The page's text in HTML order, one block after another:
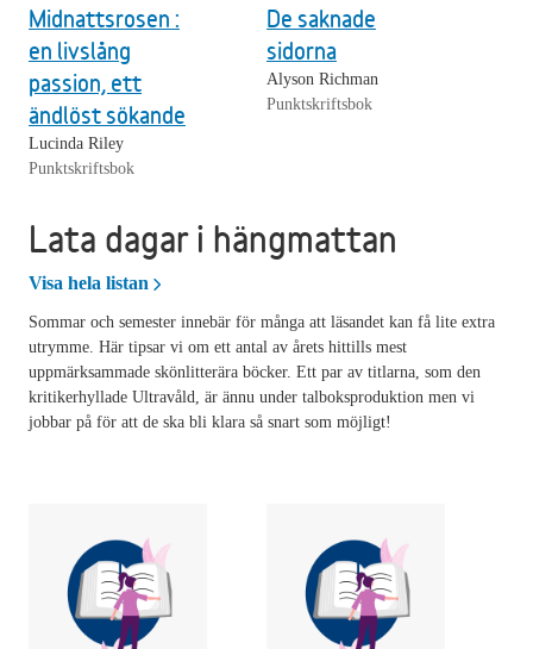
Midnattsrosen :
en livslång
passion, ett
ändlöst sökande
Lucinda Riley
Punktskriftsbok
De saknade
sidorna
Alyson Richman
Punktskriftsbok
Lata dagar i hängmattan
Visa hela listan Lata dagar i hängmattan
Sommar och semester innebär för många att läsandet kan få lite extra
utrymme. Här tipsar vi om ett antal av årets hittills mest
uppmärksammade skönlitterära böcker. Ett par av titlarna, som den
kritikerhyllade Ultravåld, är ännu under talboksproduktion men vi
jobbar på för att de ska bli klara så snart som möjligt!